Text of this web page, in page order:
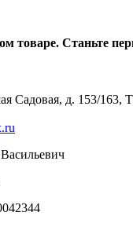
товаре. Станьте
Садовая, д. 153/163,